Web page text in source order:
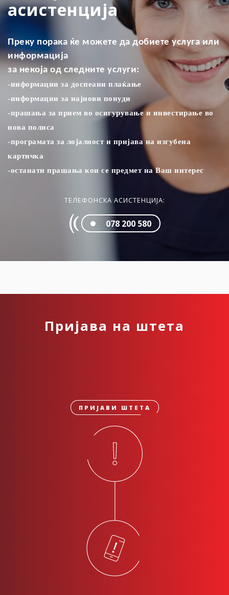
асистенција
Преку порака ќе можете да добиете услуга или
информација
за некоја од следните услуги:
-информации за доспеани плаќањe
-информации за најнови понуди
-прашања за прием во осигурување и инвестирање во
нова полиса
-програмата за лојалност и пријава на изгубена
картичка
-останати прашања кои се предмет на Ваш интерес
ТЕЛЕФОНСКА АСИСТЕНЦИЈА:
078 200 580
Пријава на штета
ПРИЈАВИ ШТЕТА